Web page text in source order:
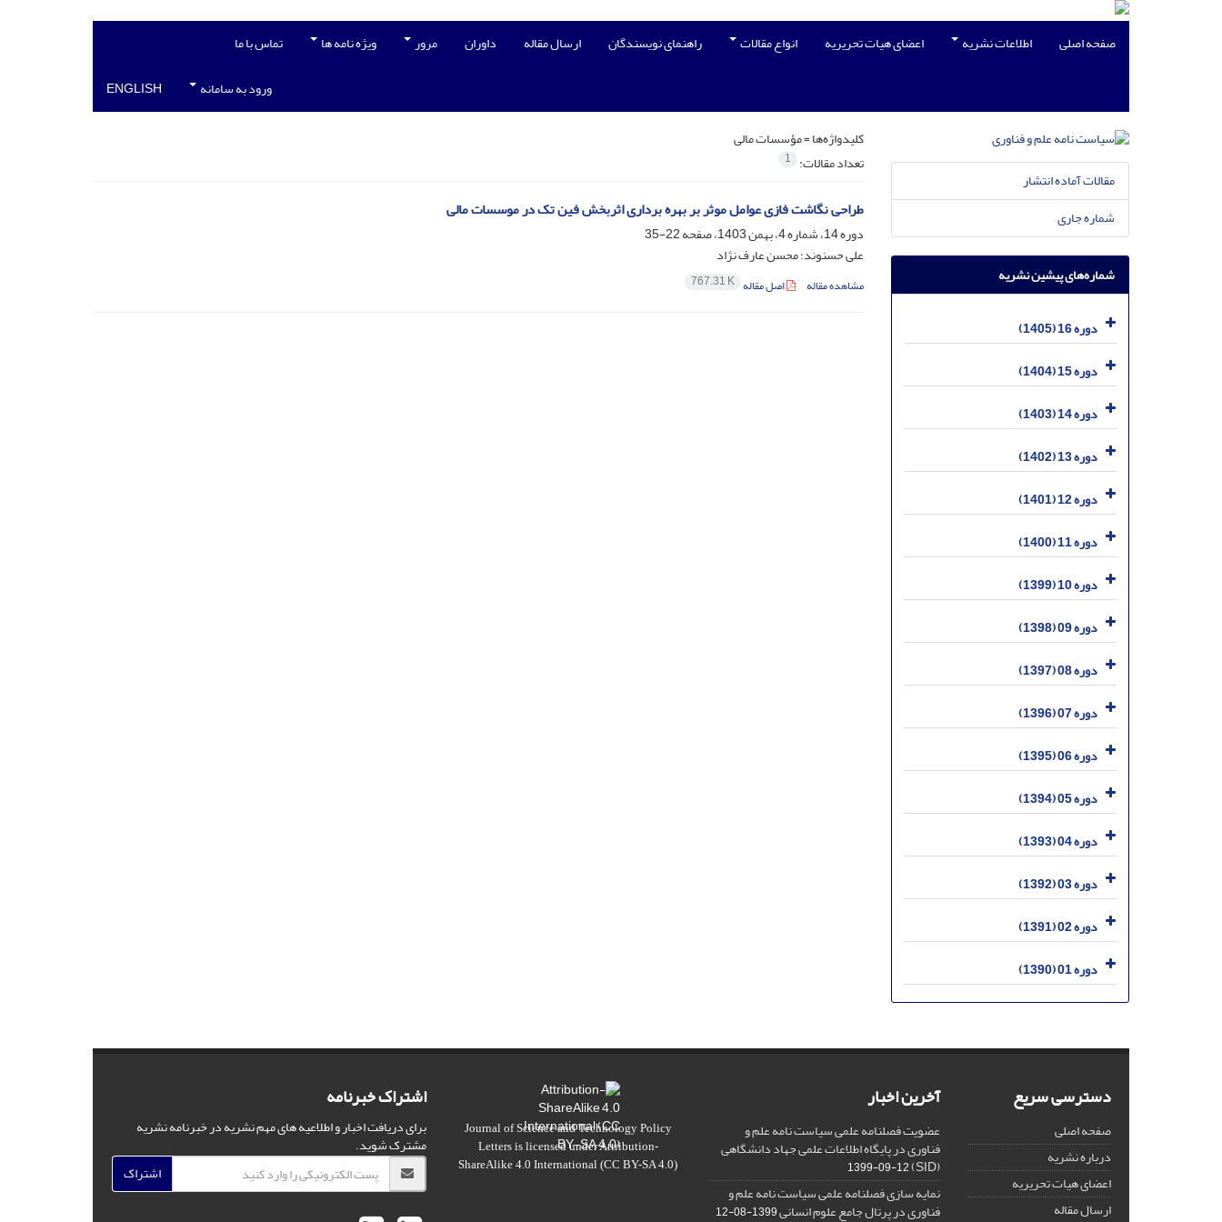
صفحه اصلی اطلاعات نشریه اعضای هیات تحریریه انواع مقالات راهنمای نویسندگان ارسال مقاله داوران مرور ویژه نامه ها
تماس با ما
ورود به سامانه
ENGLISH
کلیدواژه‌ها =مؤسسات مالی
تعداد مقالات: 1
طراحی نگاشت فازی عوامل موثر بر بهره برداری اثربخش فین تک در موسسات مالی
دوره 14، شماره 4، بهمن 1403، صفحه
22-35
علی حسنوند؛ محسن عارف نژاد
مشاهده مقاله اصل مقاله 767.31 K
مقالات آماده انتشار
شماره جاری
شماره‌های پیشین نشریه
دوره 16 (1405)
دوره 15 (1404)
دوره 14 (1403)
دوره 13 (1402)
دوره 12 (1401)
دوره 11 (1400)
دوره 10 (1399)
دوره 09 (1398)
دوره 08 (1397)
دوره 07 (1396)
دوره 06 (1395)
دوره 05 (1394)
دوره 04 (1393)
دوره 03 (1392)
دوره 02 (1391)
دوره 01 (1390)
دسترسی سریع
صفحه اصلی
درباره نشریه
اعضای هیات تحریریه
ارسال مقاله
آخرین اخبار
عضویت فصلنامه علمی سیاست نامه علم و
فناوری در پایگاه اطلاعات علمی جهاد دانشگاهی
(SID)
1399-09-12
نمایه سازی فصلنامه علمی سیاست نامه علم و
فناوری در پرتال جامع علوم انسانی1399-08-12
Journal of Science and Technology Policy
Lettersis licensed underAttribution-
ShareAlike 4.0 International (CC BY-SA 4.0)
اشتراک خبرنامه
برای دریافت اخبار و اطلاعیه های مهم نشریه در خبرنامه نشریه
مشترک شوید.
اشتراک